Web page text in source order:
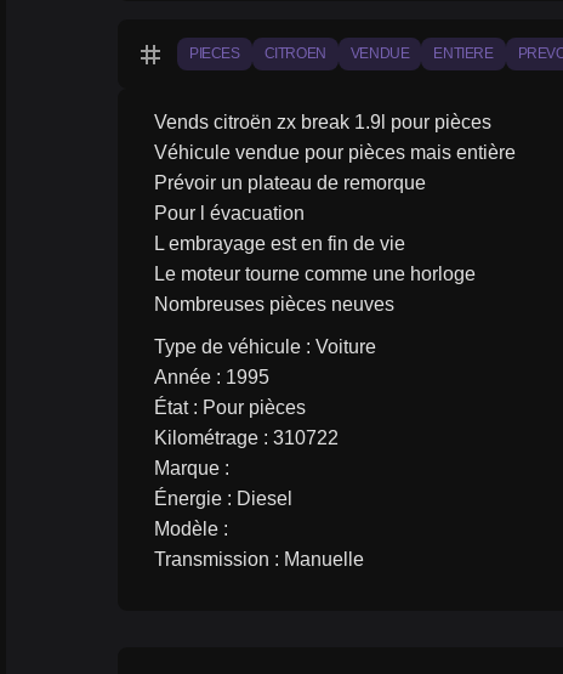
tag PIECES CITROEN VENDUE ENTIERE
Vends citroën zx break 1.9l pour pièces
Véhicule vendue pour pièces mais entière
Prévoir un plateau de remorque
Pour l évacuation
L embrayage est en fin de vie
Le moteur tourne comme une horloge
Nombreuses pièces neuves
Type de véhicule : Voiture
Année : 1995
État : Pour pièces
Kilométrage : 310722
Marque :
Énergie : Diesel
Modèle :
Transmission : Manuelle